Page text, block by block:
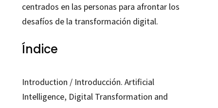
centrados en las personas para afrontar los
desafíos de la transformación digital.
Índice
Introduction / Introducción. Artificial
Intelligence, Digital Transformation and